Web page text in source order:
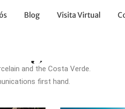
Blog Visita Virtual
and the Costa Verde.
first hand.